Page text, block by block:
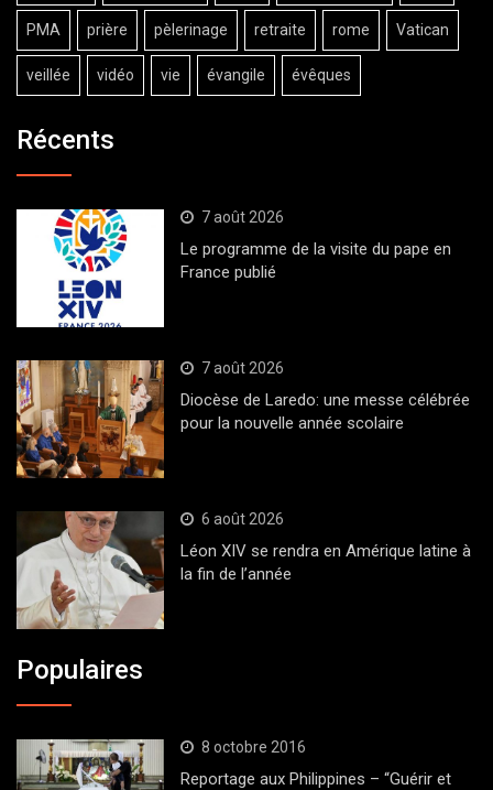
PMA prière pèlerinage retraite rome Vatican
veillée vidéo vie évangile évêques
Récents
7 août 2026
Le programme de la visite du pape en
France publié
7 août 2026
Diocèse de Laredo: une messe célébrée
pour la nouvelle année scolaire
6 août 2026
Léon XIV se rendra en Amérique latine à
la fin de l’année
Populaires
8 octobre 2016
Reportage aux Philippines – “Guérir et